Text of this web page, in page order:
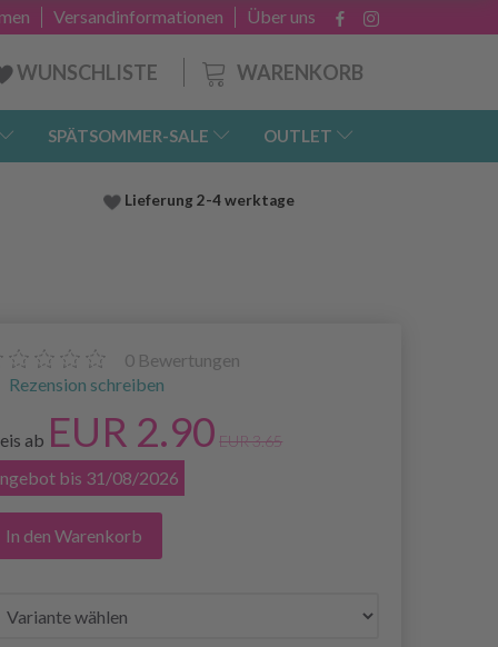
Über uns
Versandinformationen
WARENKORB
WUNSCHLISTE
SPÄTSOMMER-SALE OUTLET
Lieferung 2-4 werktage
0 Bewertungen
Rezension schreiben
ab EUR 2.90 EUR 3.65
bis 31/08/2026
In den Warenkorb